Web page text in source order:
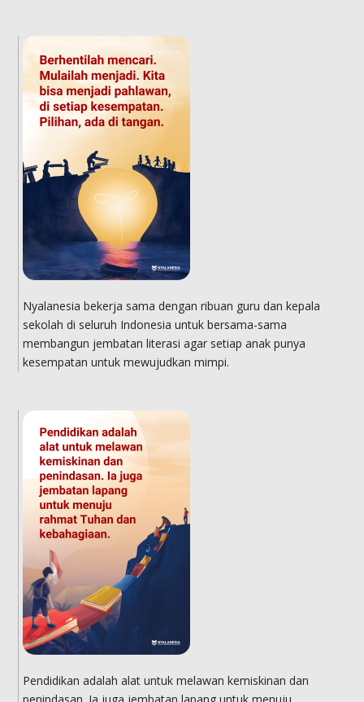
Nyalanesia bekerja sama dengan ribuan guru dan kepala
sekolah di seluruh Indonesia untuk bersama-sama
membangun jembatan literasi agar setiap anak punya
kesempatan untuk mewujudkan mimpi.
Pendidikan adalah alat untuk melawan kemiskinan dan